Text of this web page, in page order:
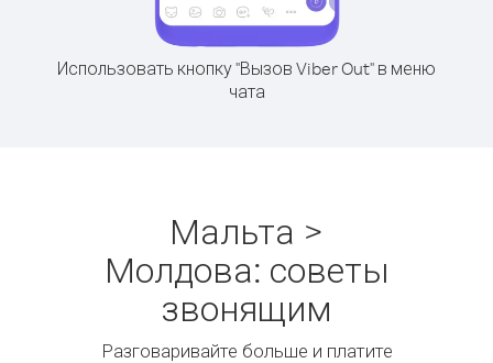
Использовать кнопку "Вызов Viber Out" в меню
чата
Мальта >
Молдова: советы
звонящим
Разговаривайте больше и платите